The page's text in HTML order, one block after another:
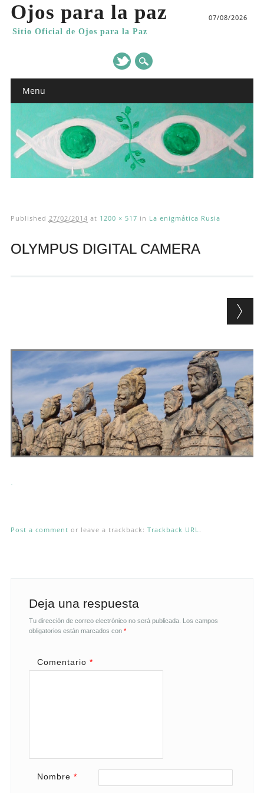
Ojos para la paz
Sitio Oficial de Ojos para la Paz
07/08/2026
Main menu
Menu
Published 27/02/2014 at 1200 × 517 in La enigmática Rusia
OLYMPUS DIGITAL CAMERA
.
Post a comment or leave a trackback: Trackback URL.
Deja una respuesta
Tu dirección de correo electrónico no será publicada.
Los campos
obligatorios están marcados con *
Comentario *
Nombre *